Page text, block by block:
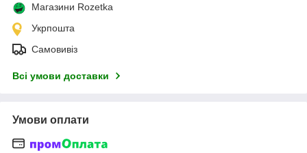
Магазини Rozetka
Укрпошта
Самовивіз
Всі умови доставки
Умови оплати